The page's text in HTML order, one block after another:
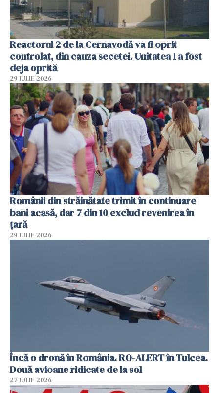
Reactorul 2 de la Cernavodă va fi oprit
controlat, din cauza secetei. Unitatea 1 a fost
deja oprită
29 IULIE 2026
Românii din străinătate trimit în continuare
bani acasă, dar 7 din 10 exclud revenirea în
țară
29 IULIE 2026
Încă o dronă în România. RO-ALERT în Tulcea.
Două avioane ridicate de la sol
27 IULIE 2026